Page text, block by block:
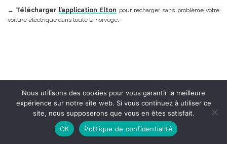
→ Télécharger l’application Elton pour recharger sans problème votre
voiture éléctrique dans toute la norvège.
Nous utilisons des cookies pour vous garantir la meilleure
expérience sur notre site web. Si vous continuez à utiliser ce
site, nous supposerons que vous en êtes satisfait.
OK
Politique de confidentialité